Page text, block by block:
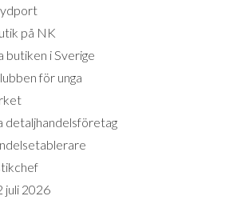
på NK
butiken i Sverige
för unga
detaljhandelsföretag
juli 2026